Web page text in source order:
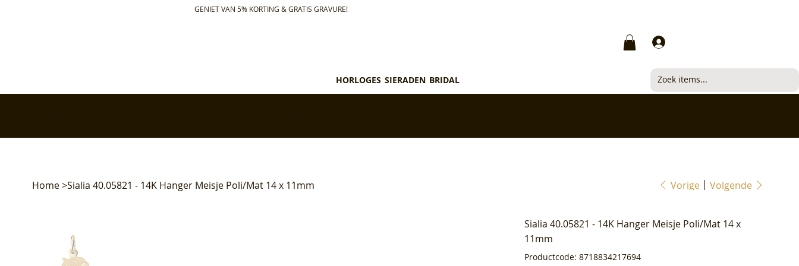
GENIET VAN 5% KORTING & GRATIS GRAVURE!
HORLOGES SIERADEN BRIDAL
Home>Sialia 40.05821 - 14K Hanger Meisje Poli/Mat 14 x 11mm Vorige Volgende
Sialia 40.05821 - 14K Hanger Meisje Poli/Mat 14 x
11mm
Productcode: Productcode
8718834217694
8718834217694